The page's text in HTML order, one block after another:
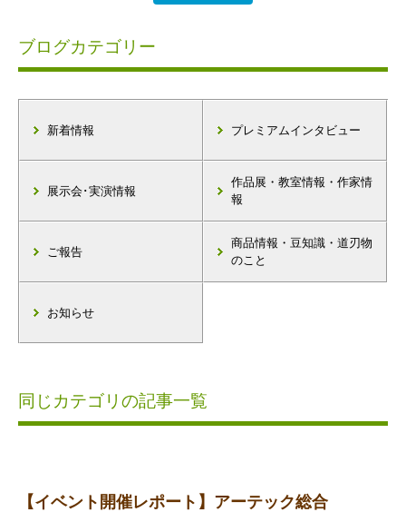
ブログカテゴリー
新着情報 プレミアムインタビュー
展示会･実演情報
作品展・教室情報・作家情
報
ご報告
商品情報・豆知識・道刃物
のこと
お知らせ
同じカテゴリの記事一覧
【イベント開催レポート】アーテック総合